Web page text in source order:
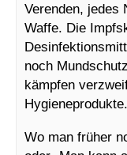
Verenden, jedes
Waffe. Die
noch
kämpfen
Hygieneprodukte.
Wo man früher